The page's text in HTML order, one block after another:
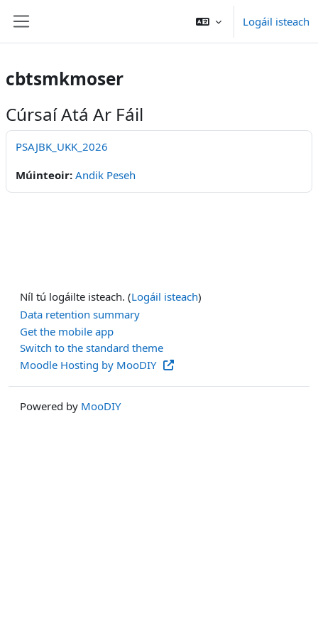
Logáil isteach
cbtsmkmoser
Cúrsaí Atá Ar Fáil
PSAJBK_UKK_2026
Múinteoir: Andik Peseh
Níl tú logáilte isteach. (Logáil isteach)
Data retention summary
Get the mobile app
Switch to the standard theme
Moodle Hosting by MooDIY
Powered by MooDIY